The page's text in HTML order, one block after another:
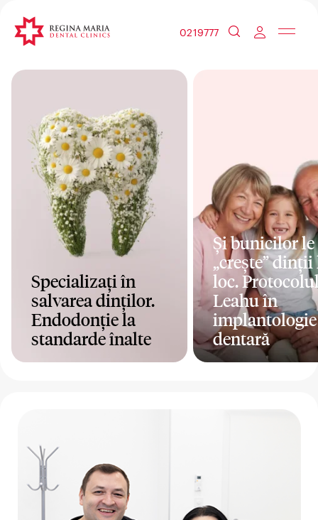
0219777
Specializați în
salvarea dinților.
Endodonție la
standarde înalte
Și bunicilor
„crește” dinții
loc.
Leahu în
implantologie
dentară